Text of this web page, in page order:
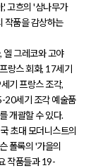
고흐의 '삼나무가
작품을 감상하는
엘 그레코와 고야
랑스 회화, 17세기
기 프랑스 조각,
20세기 조각 예술품
개괄할 수 있다.
초대 모더니스트의
폴록의 '가을의
작품들과 19-